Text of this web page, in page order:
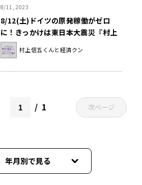
8/11, 2023
8/12(土)ドイツの原発稼働がゼロ
に！きっかけは東日本大震災『村上
信五くんと経済クン』
村上信五くんと経済クン
1 次ページ
年月別で見る